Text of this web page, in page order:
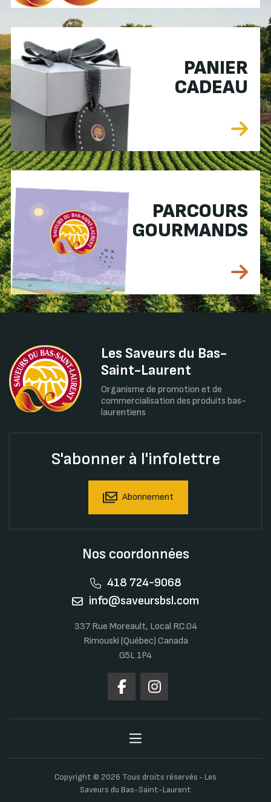
PANIER
CADEAU
PARCOURS
GOURMANDS
Les Saveurs du Bas-
Saint-Laurent
Organisme de promotion et de
commercialisation des produits bas-
laurentiens
S'abonner à l'infolettre
Abonnement
Nos coordonnées
418 724-9068
info@saveursbsl.com
337 Rue Moreault, Local RC.04
Rimouski (Québec) Canada
G5L 1P4
Copyright © 2026 Tous droits réservés ‐ Les
Saveurs du Bas-Saint-Laurent